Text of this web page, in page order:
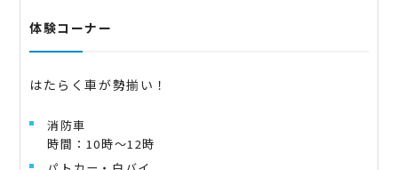
体験コーナー
はたらく車が勢揃い！
消防車
時間：10時～12時